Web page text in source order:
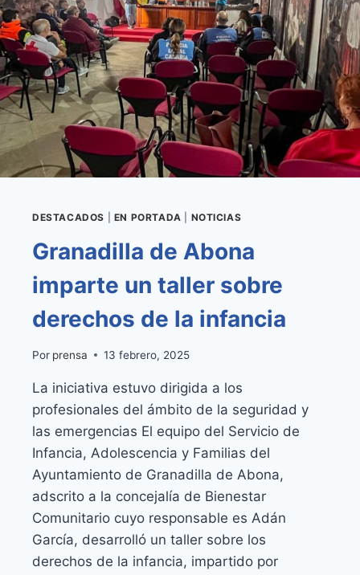
SERVICIO
DE
AYUDA
A
DOMICILIO
A
LA
POBLACIÓN
DEPENDIENTE
DESTACADOS EN PORTADA NOTICIAS
Granadilla de Abona
imparte un taller sobre
derechos de la infancia
Por prensa 13 febrero, 2025
La iniciativa estuvo dirigida a los
profesionales del ámbito de la seguridad y
las emergencias El equipo del Servicio de
Infancia, Adolescencia y Familias del
Ayuntamiento de Granadilla de Abona,
adscrito a la concejalía de Bienestar
Comunitario cuyo responsable es Adán
García, desarrolló un taller sobre los
derechos de la infancia, impartido por